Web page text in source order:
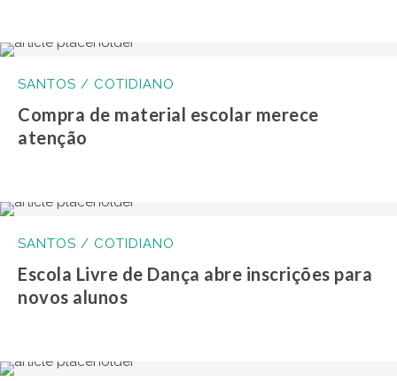
SANTOS / COTIDIANO
Compra de material escolar merece
atenção
SANTOS / COTIDIANO
Escola Livre de Dança abre inscrições para
novos alunos